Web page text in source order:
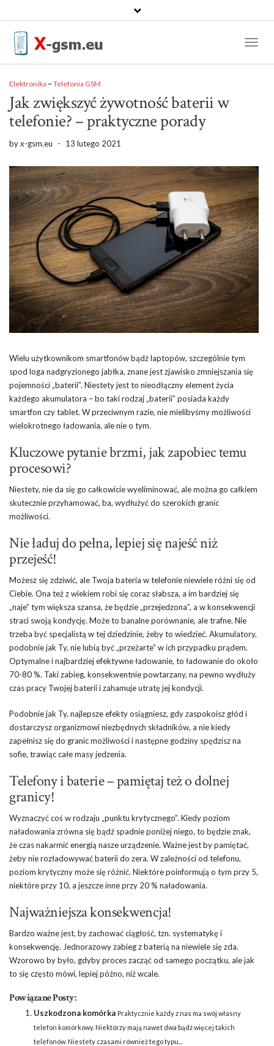
Elektronika ~Telefonia GSM
Jak zwiększyć żywotność baterii w
telefonie? – praktyczne porady
byx-gsm.eu - 13 lutego 2021
Wielu użytkownikom smartfonów bądź laptopów, szczególnie tym
spod loga nadgryzionego jabłka, znane jest zjawisko zmniejszania się
pojemności „baterii”. Niestety jest to nieodłączny element życia
każdego akumulatora – bo taki rodzaj „baterii” posiada każdy
smartfon czy tablet. W przeciwnym razie, nie mielibyśmy możliwości
wielokrotnego ładowania, ale nie o tym.
Kluczowe pytanie brzmi, jak zapobiec temu
procesowi?
Niestety, nie da się go całkowicie wyeliminować, ale można go całkiem
skutecznie przyhamować, ba, wydłużyć do szerokich granic
możliwości.
Nie ładuj do pełna, lepiej się najeść niż
przejeść!
Możesz się zdziwić, ale Twoja bateria w telefonie niewiele różni się od
Ciebie. Ona też z wiekiem robi się coraz słabsza, a im bardziej się
„naje” tym większa szansa, że będzie „przejedzona”, a w konsekwencji
straci swoją kondycję. Może to banalne porównanie, ale trafne. Nie
trzeba być specjalistą w tej dziedzinie, żeby to wiedzieć. Akumulatory,
podobnie jak Ty, nie lubią być „przeżarte” w ich przypadku prądem.
Optymalne i najbardziej efektywne ładowanie, to ładowanie do około
70-80 %. Taki zabieg, konsekwentnie powtarzany, na pewno wydłuży
czas pracy Twojej baterii i zahamuje utratę jej kondycji.
Podobnie jak Ty, najlepsze efekty osiągniesz, gdy zaspokoisz głód i
dostarczysz organizmowi niezbędnych składników, a nie kiedy
zapełnisz się do granic możliwości i następne godziny spędzisz na
sofie, trawiąc całe masy jedzenia.
Telefony i baterie – pamiętaj też o dolnej
granicy!
Wyznaczyć coś w rodzaju „punktu krytycznego”. Kiedy poziom
naładowania zrówna się bądź spadnie poniżej niego, to będzie znak,
że czas nakarmić energią nasze urządzenie. Ważne jest by pamiętać,
żeby nie rozładowywać baterii do zera. W zależności od telefonu,
poziom krytyczny może się różnić. Niektóre poinformują o tym przy 5,
niektóre przy 10, a jeszcze inne przy 20 % naładowania.
Najważniejsza konsekwencja!
Bardzo ważne jest, by zachować ciągłość, tzn. systematykę i
konsekwencję. Jednorazowy zabieg z baterią na niewiele się zda.
Wzorowo by było, gdyby proces zacząć od samego początku, ale jak
to się często mówi, lepiej późno, niż wcale.
Powiązane Posty:
Uszkodzona komórka Praktycznie każdy z nas ma swój własny
telefon komórkowy. Niektórzy mają nawet dwa bądź więcej takich
telefonów. Niestety czasami również tego typu...